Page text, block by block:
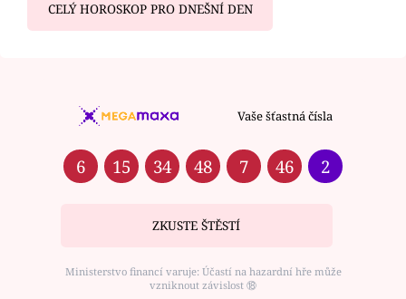
CELÝ HOROSKOP PRO DNEŠNÍ DEN
Vaše šťastná čísla
6 15 34 48 7 46 2
ZKUSTE ŠTĚSTÍ
Ministerstvo financí varuje: Účastí na hazardní hře může
vzniknout závislost ⑱